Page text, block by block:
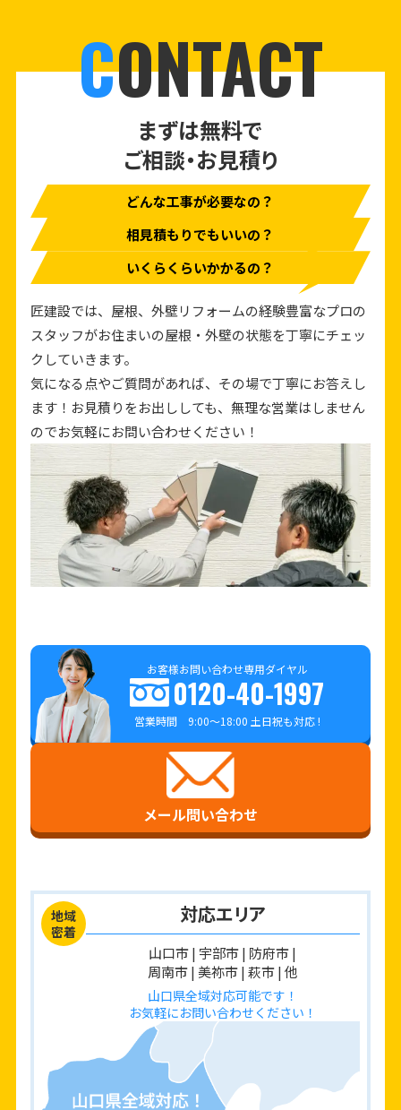
CONTACT
まずは無料で
ご相談・お見積り
どんな工事が必要なの？
相見積もりでもいいの？
いくらくらいかかるの？
匠建設では、屋根、外壁リフォームの経験豊富なプロの
スタッフがお住まいの屋根・外壁の状態を丁寧にチェッ
クしていきます。
気になる点やご質問があれば、その場で丁寧にお答えし
ます！お見積りをお出ししても、無理な営業はしません
のでお気軽にお問い合わせください！
お客様お問い合わせ専用ダイヤル
0120-40-1997
営業時間 9:00～18:00 土日祝も対応 !
メール問い合わせ
地域
密着
対応エリア
山口市 | 宇部市 | 防府市 |
周南市 | 美祢市 | 萩市 | 他
山口県全域対応可能です！
お気軽にお問い合わせください！